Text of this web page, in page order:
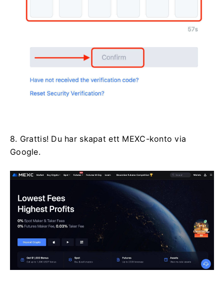
8. Grattis! Du har skapat ett MEXC-konto via
Google.